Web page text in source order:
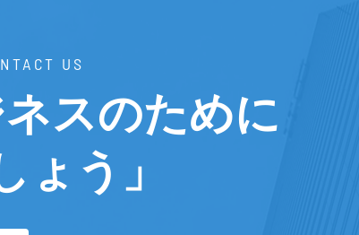
US
スのために
ょう」